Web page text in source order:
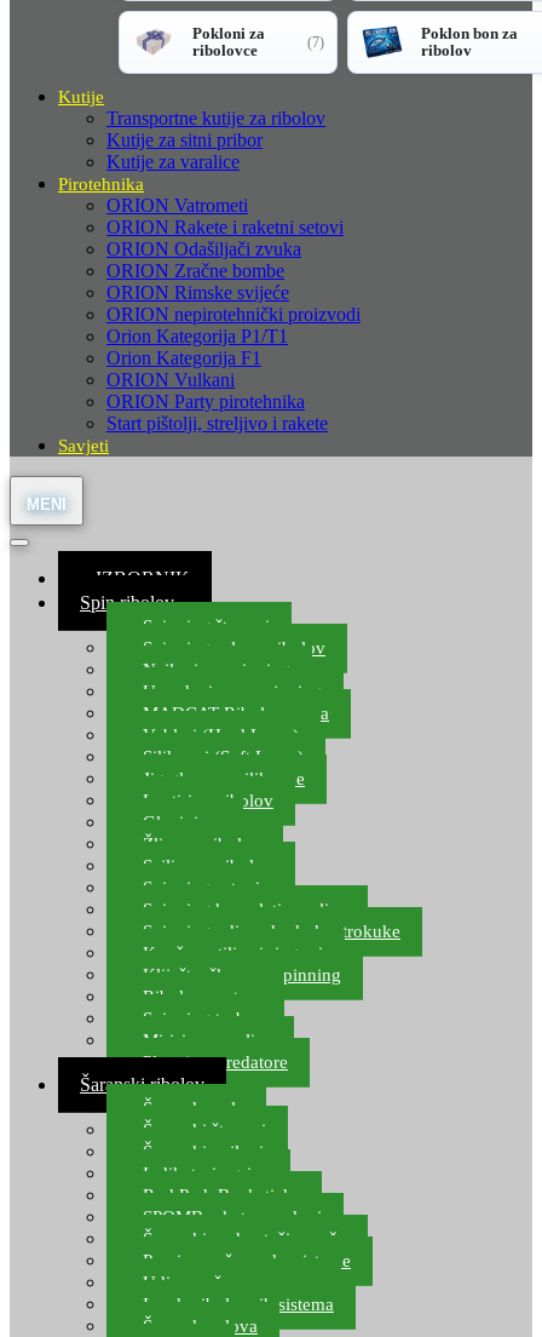
Pokloni za
ribolovce
(7)
Poklon bon za
ribolov
Kutije
Transportne kutije za ribolov
Kutije za sitni pribor
Kutije za varalice
Pirotehnika
ORION Vatrometi
ORION Rakete i raketni setovi
ORION Odašiljači zvuka
ORION Zračne bombe
ORION Rimske svijeće
ORION nepirotehnički proizvodi
Orion Kategorija P1/T1
Orion Kategorija F1
ORION Vulkani
ORION Party pirotehnika
Start pištolji, streljivo i rakete
Savjeti
≡ IZBORNIK
Spin ribolov
Spinning štapovi
Spinning role za ribolov
Najloni za spinning
Upredenice za spinning
MADCAT Ribolov soma
Vobleri (Hard Lures)
Silikonci (Soft Lures)
Jig glave za silikonce
Leptiri za ribolov
Glavinjare
Žlice za ribolov
Sajlice za ribolov
Spinning setovi
Spinning kompleti varalica
Spinning udice, dvokuke, trokuke
Kopče, vrtilice i ringovi
Kliješta, škare za spinning
Ribolov pastrve
Spinning torbe
Mirisi za varalice
Plovci za predatore
Šaranski ribolov
Šaranske role
Šaranski štapovi
Šaranski najloni
Indikatori ugriza
Rod Pod, Banksticks
SPOMB rakete, markeri
Šaranski podmetači, mreže
Pernice za šaranske sisteme
Udice za šarana, amura
Izrada ribolovnih sistema
Šaranska olova